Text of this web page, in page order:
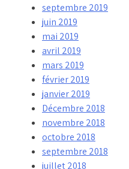
septembre 2019
juin 2019
mai 2019
avril 2019
mars 2019
février 2019
janvier 2019
Décembre 2018
novembre 2018
octobre 2018
septembre 2018
juillet 2018